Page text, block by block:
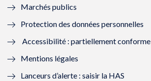
n
ê
t
r
n
ê
ê
t
ê
Marchés publics
Protection des données personnelles
Accessibilité : partiellement conforme
Mentions légales
Lanceurs d’alerte : saisir la HAS